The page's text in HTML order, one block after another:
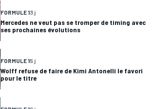
FORMULE 13 j
Mercedes ne veut pas se tromper de timing avec
ses prochaines évolutions
FORMULE 15 j
Wolff refuse de faire de Kimi Antonelli le favori
pour le titre